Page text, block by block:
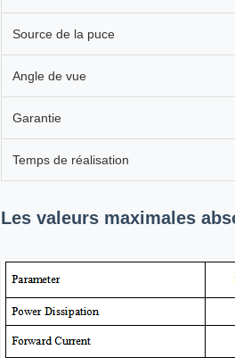
Source de la puce
Angle de vue
Garantie
Temps de réalisation
Les valeurs maximales